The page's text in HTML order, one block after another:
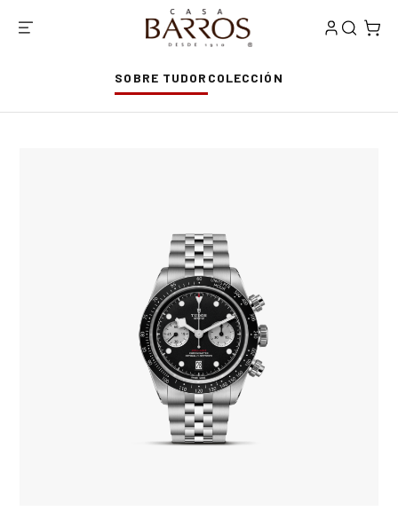
SOBRE TUDOR COLECCIÓN